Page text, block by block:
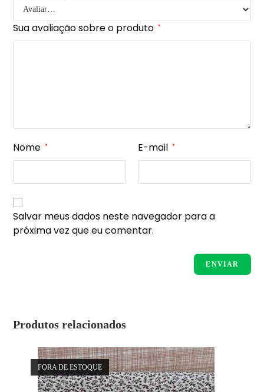
Sua avaliação sobre o produto *
Nome * E-mail *
Salvar meus dados neste navegador para a
próxima vez que eu comentar.
Produtos relacionados
FORA DE ESTOQUE